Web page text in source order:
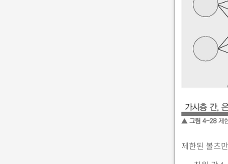
▲ 그림 4-28제
제한된 볼츠